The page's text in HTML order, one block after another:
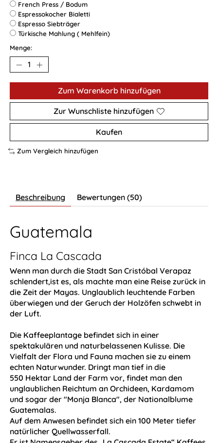
French Press / Bodum
Espressokocher Bialetti
Espresso Siebträger
Türkische Mahlung ( Mehlfein)
Menge:
Zum Warenkorb hinzufügen
Zur Wunschliste hinzufügen
Kaufen
Zum Vergleich hinzufügen
Beschreibung Bewertungen (50)
Guatemala
Finca La Cascada
Wenn man durch die Stadt San Cristóbal Verapaz
schlendert,ist es, als machte man eine Reise zurück in
die Zeit der Mayas. Unglaublich leuchtende Farben
überwiegen und der Geruch der Holzöfen schwebt in
der Luft.
Die Kaffeeplantage befindet sich in einer
spektakulären und naturbelassenen Kulisse. Die
Vielfalt der Flora und Fauna machen sie zu einem
echten Naturwunder. Dringt man tief in die
550 Hektar Land der Farm vor, findet man den
unglaublichen Reichtum an Orchideen, Kardamom
und sogar der "Monja Blanca", der Nationalblume
Guatemalas.
Auf dem Anwesen befindet sich ein 100 Meter tiefer
natürlicher Quellwasserfall.